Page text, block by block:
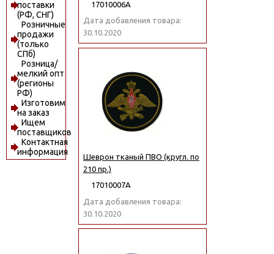
поставки
(РФ, СНГ)
Розничные
продажи
(только
СПб)
Розница/
мелкий опт
(регионы
РФ)
Изготовим
на заказ
Ищем
поставщиков
Контактная
информация
17010006А
Дата добавления товара:
30.10.2020
Шеврон тканый ПВО (кругл. по
210 пр.)
17010007А
Дата добавления товара:
30.10.2020